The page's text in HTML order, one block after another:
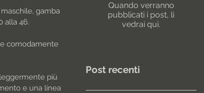
gamba
alla 46.
comodamente
più
e una linea
Quando verranno
pubblicati i post, li
vedrai qui.
Post recenti